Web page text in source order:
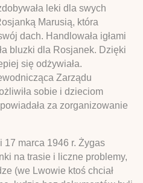
leki dla swych
Marusią, która
dach. Handlowała igłami
bluzki dla Rosjanek. Dzięki
się odżywiała.
Zarządu
sobie i dzieciom
za zorganizowanie
17 marca 1946 r. Żygas
na trasie i liczne problemy,
(we Lwowie ktoś chciał